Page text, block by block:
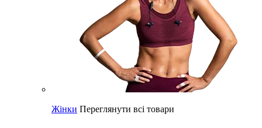
Жінки Переглянути всі товари